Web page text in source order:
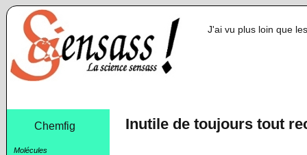
J'ai vu plus loin que
Chemfig
Molécules
Inutile de toujours tout